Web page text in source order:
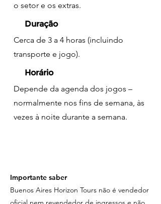
o setor e os extras.
Duração
Cerca de 3 a 4 horas (incluindo
transporte e jogo).
Horário
Depende da agenda dos jogos –
normalmente nos fins de semana, às
vezes à noite durante a semana.
Importante saber
Buenos Aires Horizon Tours não é vendedor